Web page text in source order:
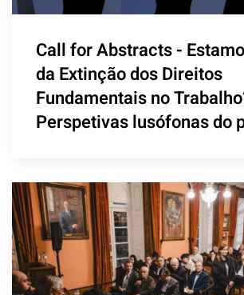
Call for Abstracts -
da Extinção dos Direitos
Fundamentais no
Perspetivas lusófonas do